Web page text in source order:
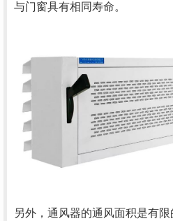
与门窗具有相同寿命。
另外，通风器的通风面积是有